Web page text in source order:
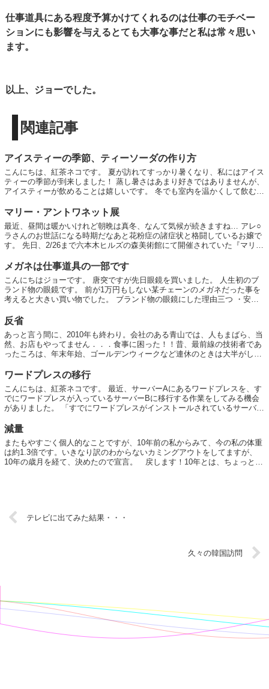
仕事道具にある程度予算かけてくれるのは仕事のモチベー
ションにも影響を与えるとても大事な事だと私は常々思い
ます。
以上、ジョーでした。
関連記事
アイスティーの季節、ティーソーダの作り方
こんにちは、紅茶ネコです。 夏が訪れてすっかり暑くなり、私にはアイス
ティーの季節が到来しました！ 蒸し暑さはあまり好きではありませんが、
アイスティーが飲めることは嬉しいです。 冬でも室内を温かくして飲むこ
マリー・アントワネット展
最近、昼間は暖かいけれど朝晩は真冬、なんて気候が続きますね… アレ○
ラさんのお世話になる時期だなあと花粉症の諸症状と格闘しているお嬢で
す。 先日、2/26まで六本木ヒルズの森美術館にて開催されていた『マリ
メガネは仕事道具の一部です
こんにちはジョーです。 唐突ですが先日眼鏡を買いました。 人生初のブ
ランド物の眼鏡です。 前が1万円もしない某チェーンのメガネだった事を
考えると大きい買い物でした。 ブランド物の眼鏡にした理由三つ ・安い
反省
あっと言う間に、2010年も終わり。会社のある青山では、人もまばら、当
然、お店もやってません．．．食事に困った！！昔、最前線の技術者であ
ったころは、年末年始、ゴールデンウィークなど連休のときは大半がしご
ワードプレスの移行
こんにちは、紅茶ネコです。 最近、サーバーAにあるワードプレスを、す
でにワードプレスが入っているサーバーBに移行する作業をしてみる機会
がありました。 「すでにワードプレスがインストールされているサーバー
減量
またもやすごく個人的なことですが、10年前の私からみて、今の私の体重
は約1.3倍です。いきなり訳のわからないカミングアウトをしてますが、
10年の歳月を経て、決めたので宣言。 戻します！10年とは、ちょっとし
テレビに出てみた結果・・・
久々の韓国訪問